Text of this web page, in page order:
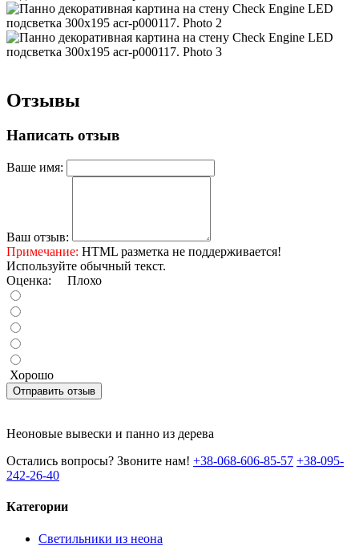
Отзывы
Написать отзыв
Ваше имя:
Ваш отзыв:
Примечание: HTML разметка не поддерживается!
Используйте обычный текст.
Оценка: Плохо
Хорошо
Отправить отзыв
Неоновые вывески и панно из дерева
Остались вопросы? Звоните нам! +38-068-606-85-57 +38-095-
242-26-40
Категории
Светильники из неона